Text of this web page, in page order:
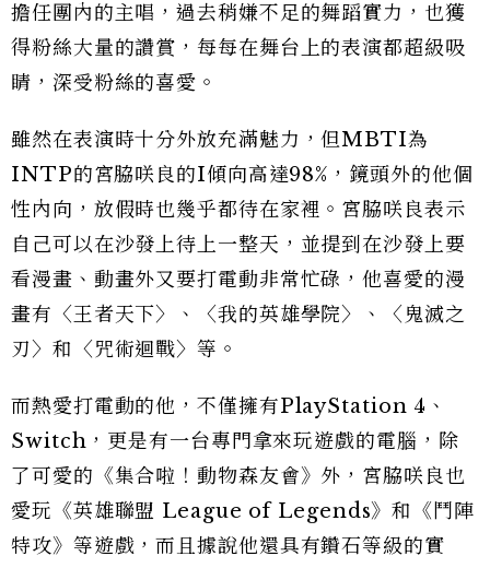
擔任團內的主唱，過去稍嫌不足的舞蹈實力，也獲
得粉絲大量的讚賞，每每在舞台上的表演都超級吸
睛，深受粉絲的喜愛。
雖然在表演時十分外放充滿魅力，但MBTI為
INTP的宮脇咲良的I傾向高達98%，鏡頭外的他個
性內向，放假時也幾乎都待在家裡。宮脇咲良表示
自己可以在沙發上待上一整天，並提到在沙發上要
看漫畫、動畫外又要打電動非常忙碌，他喜愛的漫
畫有〈王者天下〉、〈我的英雄學院〉、〈鬼滅之
刃〉和〈咒術迴戰〉等。
而熱愛打電動的他，不僅擁有PlayStation 4、
Switch，更是有一台專門拿來玩遊戲的電腦，除
了可愛的《集合啦！動物森友會》外，宮脇咲良也
愛玩《英雄聯盟 League of Legends》和《鬥陣
特攻》等遊戲，而且據說他還具有鑽石等級的實